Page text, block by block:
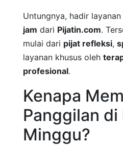
Untungnya, hadir layanan
jam dari Pijatin.com.
mulai dari pijat refleksi,
layanan khusus oleh
profesional.
Kenapa
Panggilan di
Minggu?